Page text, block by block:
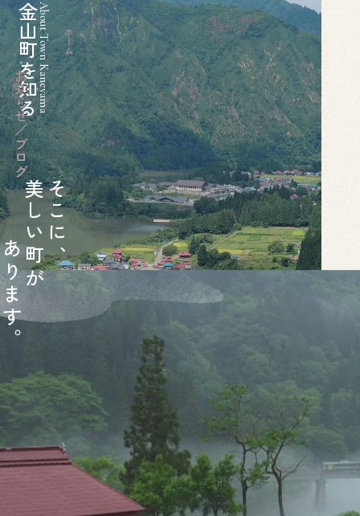
金山町を知るAbout Town Kaneyama ホーム
お知らせ／ブログ
そ
こ
に
、
美
し
い
町
が